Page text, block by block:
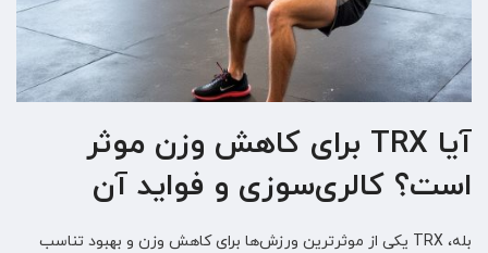
آیا TRX برای کاهش وزن موثر
است؟ کالری‌سوزی و فواید آن
بله، TRX یکی از موثرترین ورزش‌ها برای کاهش وزن و بهبود تناسب